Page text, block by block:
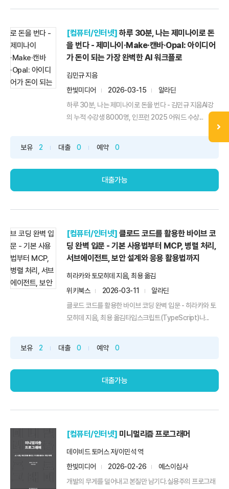
[컴퓨터/인터넷] 하루 30분, 나는 제미나이로 돈
을 번다 - 제미나이·Make·캔바·Opal: 아이디어
가 돈이 되는 가장 완벽한 AI 워크플로
김민규 지음
한빛미디어
2026-03-15
알라딘
하루 30분, 나는 제미나이로 돈을 번다 - 김민규 지음AI강
의 누적 수강생 8000명, 인프런 2025 어워드 수상...
보유 2 대출 0 예약 0
대출가능
[컴퓨터/인터넷] 클로드 코드를 활용한 바이브 코
딩 완벽 입문 - 기본 사용법부터 MCP, 병렬 처리,
서브에이전트, 보안 설계와 응용 활용법까지
히라카와 토모히데 지음, 최용 옮김
위키북스
2026-03-11
알라딘
클로드 코드를 활용한 바이브 코딩 완벽 입문 - 히라카와 토
모히데 지음, 최용 옮김타입스크립트(TypeScript)나...
보유 2 대출 0 예약 0
대출가능
[컴퓨터/인터넷] 미니멀리즘 프로그래머
데이비드 토머스 저/이민석 역
한빛미디어
2026-02-26
예스이십사
개발의 무게를 덜어내고 본질만 남기다.실용주의 프로그래